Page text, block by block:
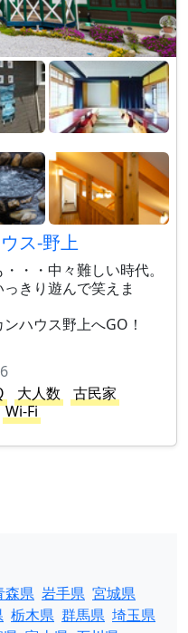
ス-野上
・・中々難しい時代。
きり遊んで笑えま
ハウス野上へGO！
大人数
古民家
Wi-Fi
森県 岩手県 宮城県
栃木県 群馬県 埼玉県